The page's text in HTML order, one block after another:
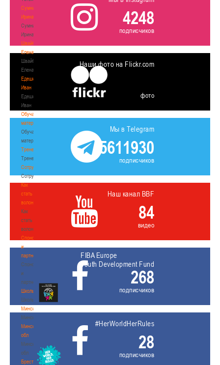
Сумникова
Ирина
Сумникова
Ирина
Швайбович
Елена
Швайбович
Елена
Едешко
Иван
Едешко
Иван
Обучающие
материалы
Обучающие
материалы
Тренерам
Тренерам
Сотрудничество
Сотрудничество
Как
стать
волонтером
Как
стать
волонтером
Спонсоры
и
партнеры
Спонсоры
и
партнеры
Школы
Школы
Минск
Минск
Минская
обл
Минская
обл
Брестская
4248
подписчиков
Наши фото на Flickr.com
фото
Мы в Telegram
5611930
подписчиков
Наш канал BBF
84
видео
FIBA Europe
Youth Development Fund
268
подписчиков
#HerWorldHerRules
28
подписчиков